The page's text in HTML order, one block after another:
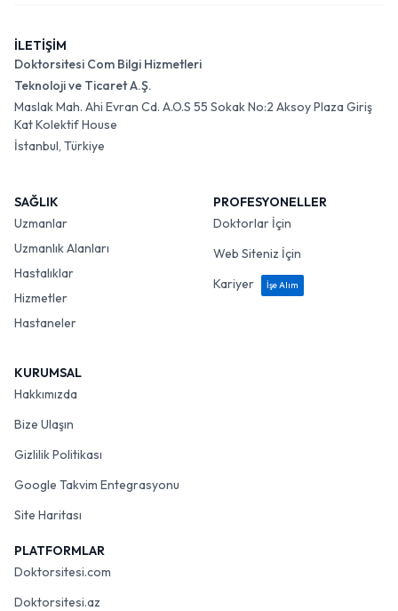
İLETİŞİM
Doktorsitesi Com Bilgi Hizmetleri
Teknoloji ve Ticaret A.Ş.
Maslak Mah. Ahi Evran Cd. A.O.S 55 Sokak No:2 Aksoy Plaza Giriş
Kat Kolektif House
İstanbul, Türkiye
SAĞLIK
Uzmanlar
Uzmanlık Alanları
Hastalıklar
Hizmetler
Hastaneler
PROFESYONELLER
Doktorlar İçin
Web Siteniz İçin
Kariyer
İşe Alım
KURUMSAL
Hakkımızda
Bize Ulaşın
Gizlilik Politikası
Google Takvim Entegrasyonu
Site Haritası
PLATFORMLAR
Doktorsitesi.com
Doktorsitesi.az